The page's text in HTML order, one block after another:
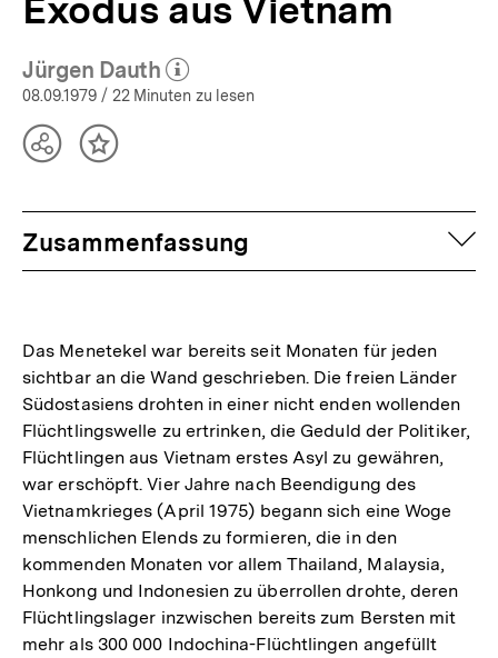
Exodus aus Vietnam
Jürgen Dauth
(Mehr zum Autor)
öffnen
08.09.1979 / 22 Minuten zu lesen
TeilenInhalt
Zusammenfassung
Das Menetekel war bereits seit Monaten für jeden
sichtbar an die Wand geschrieben. Die freien Länder
Südostasiens drohten in einer nicht enden wollenden
Flüchtlingswelle zu ertrinken, die Geduld der Politiker,
Flüchtlingen aus Vietnam erstes Asyl zu gewähren,
war erschöpft. Vier Jahre nach Beendigung des
Vietnamkrieges (April 1975) begann sich eine Woge
menschlichen Elends zu formieren, die in den
kommenden Monaten vor allem Thailand, Malaysia,
Honkong und Indonesien zu überrollen drohte, deren
Flüchtlingslager inzwischen bereits zum Bersten mit
mehr als 300 000 Indochina-Flüchtlingen angefüllt